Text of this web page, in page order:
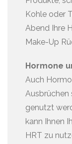
Kohle oder
Abend Ihre
Make-Up
Hormone
Auch
Ausbrüchen
genutzt
kann Ihnen
HRT zu